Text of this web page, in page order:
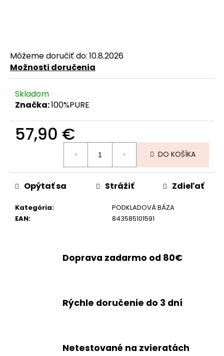
Môžeme doručiť do:10.8.2026
Možnosti doručenia
Skladom
Značka:100%PURE
57,90 €
DO KOŠÍKA
Kategória:
PODKLADOVÁ BÁZA
EAN: 843585101591
Opýtať sa Strážiť Zdieľať
Doprava zadarmo od 80€
Rýchle doručenie do 3 dní
Netestované na zvieratách